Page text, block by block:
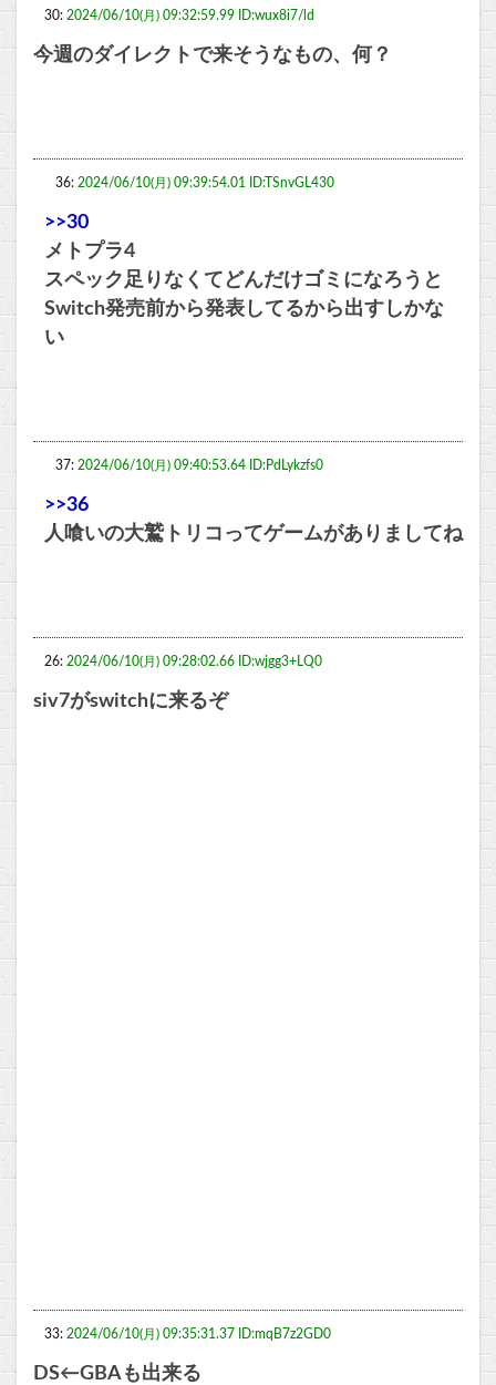
30: 2024/06/10(月) 09:32:59.99 ID:wux8i7/ld
今週のダイレクトで来そうなもの、何？
36: 2024/06/10(月) 09:39:54.01 ID:TSnvGL430
>>30
メトプラ4
スペック足りなくてどんだけゴミになろうと
Switch発売前から発表してるから出すしかな
い
37: 2024/06/10(月) 09:40:53.64 ID:PdLykzfs0
>>36
人喰いの大鷲トリコってゲームがありましてね
26: 2024/06/10(月) 09:28:02.66 ID:wjgg3+LQ0
siv7がswitchに来るぞ
33: 2024/06/10(月) 09:35:31.37 ID:mqB7z2GD0
DS←GBAも出来る